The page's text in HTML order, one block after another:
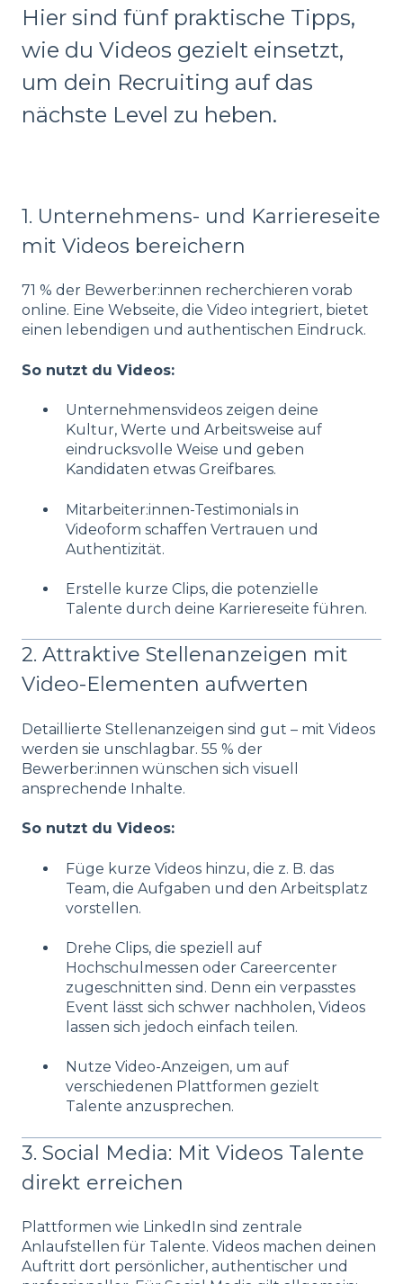
Hier sind fünf praktische Tipps,
wie du Videos gezielt einsetzt,
um dein Recruiting auf das
nächste Level zu heben.
1. Unternehmens- und Karriereseite
mit Videos bereichern
71 % der Bewerber:innen recherchieren vorab
online. Eine Webseite, die Video integriert, bietet
einen lebendigen und authentischen Eindruck.
So nutzt du Videos:
Unternehmensvideos zeigen deine
Kultur, Werte und Arbeitsweise auf
eindrucksvolle Weise und geben
Kandidaten etwas Greifbares.
Mitarbeiter:innen-Testimonials in
Videoform schaffen Vertrauen und
Authentizität.
Erstelle kurze Clips, die potenzielle
Talente durch deine Karriereseite führen.
2. Attraktive Stellenanzeigen mit
Video-Elementen aufwerten
Detaillierte Stellenanzeigen sind gut – mit Videos
werden sie unschlagbar. 55 % der
Bewerber:innen wünschen sich visuell
ansprechende Inhalte.
So nutzt du Videos:
Füge kurze Videos hinzu, die z. B. das
Team, die Aufgaben und den Arbeitsplatz
vorstellen.
Drehe Clips, die speziell auf
Hochschulmessen oder Careercenter
zugeschnitten sind. Denn ein verpasstes
Event lässt sich schwer nachholen, Videos
lassen sich jedoch einfach teilen.
Nutze Video-Anzeigen, um auf
verschiedenen Plattformen gezielt
Talente anzusprechen.
3. Social Media: Mit Videos Talente
direkt erreichen
Plattformen wie LinkedIn sind zentrale
Anlaufstellen für Talente. Videos machen deinen
Auftritt dort persönlicher, authentischer und